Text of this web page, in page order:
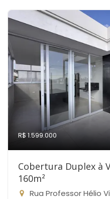
R$ 1.599.000
Cobertura Duplex à
160m²
Rua Professor Hélio